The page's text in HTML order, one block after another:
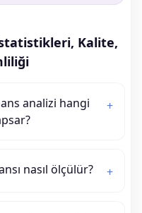
Kalite,
analizi hangi
+
nasıl ölçülür? +